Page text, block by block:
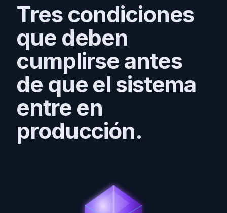
Tres condiciones
que deben
cumplirse antes
de que el sistema
entre en
producción.